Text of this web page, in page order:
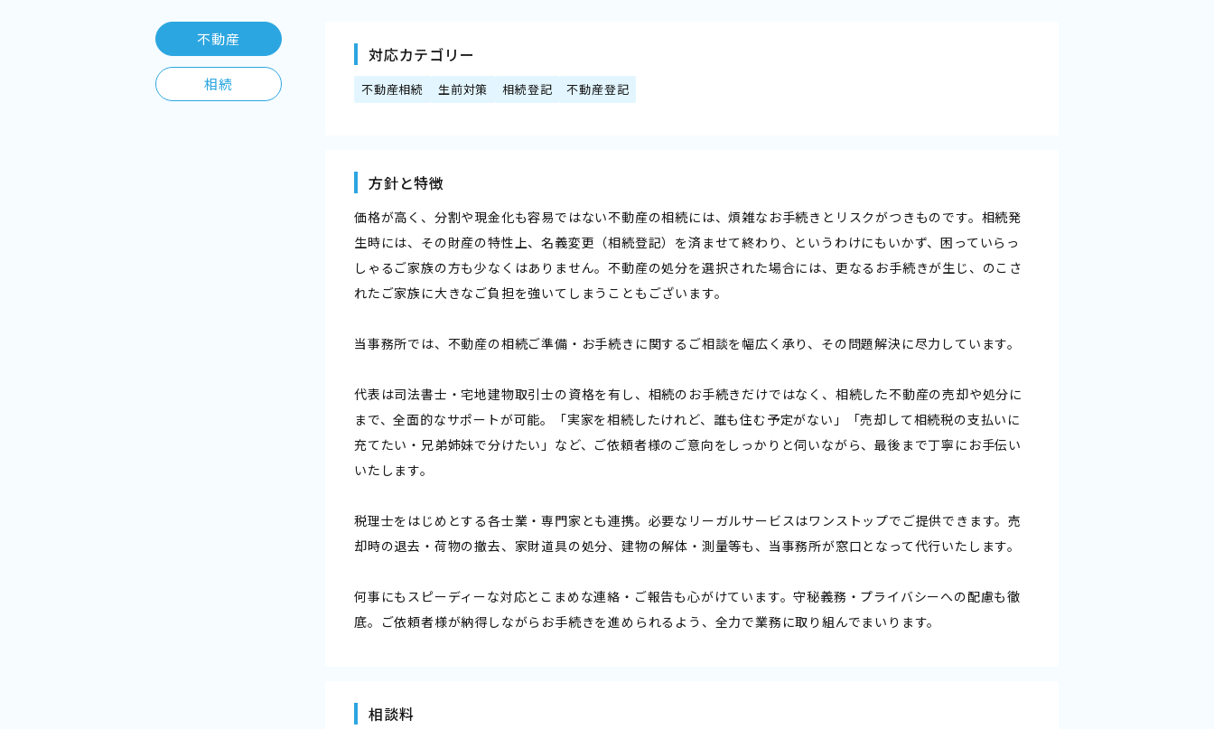
不動産
相続
対応カテゴリー
不動産相続 生前対策 相続登記 不動産登記
方針と特徴
価格が高く、分割や現金化も容易ではない不動産の相続には、煩雑なお手続きとリスクがつきものです。相続発
生時には、その財産の特性上、名義変更（相続登記）を済ませて終わり、というわけにもいかず、困っていらっ
しゃるご家族の方も少なくはありません。不動産の処分を選択された場合には、更なるお手続きが生じ、のこさ
れたご家族に大きなご負担を強いてしまうこともございます。
当事務所では、不動産の相続ご準備・お手続きに関するご相談を幅広く承り、その問題解決に尽力しています。
代表は司法書士・宅地建物取引士の資格を有し、相続のお手続きだけではなく、相続した不動産の売却や処分に
まで、全面的なサポートが可能。「実家を相続したけれど、誰も住む予定がない」「売却して相続税の支払いに
充てたい・兄弟姉妹で分けたい」など、ご依頼者様のご意向をしっかりと伺いながら、最後まで丁寧にお手伝い
いたします。
税理士をはじめとする各士業・専門家とも連携。必要なリーガルサービスはワンストップでご提供できます。売
却時の退去・荷物の撤去、家財道具の処分、建物の解体・測量等も、当事務所が窓口となって代行いたします。
何事にもスピーディーな対応とこまめな連絡・ご報告も心がけています。守秘義務・プライバシーへの配慮も徹
底。ご依頼者様が納得しながらお手続きを進められるよう、全力で業務に取り組んでまいります。
相談料